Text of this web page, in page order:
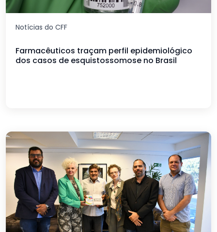
Notícias do CFF
Farmacêuticos traçam perfil epidemiológico
dos casos de esquistossomose no Brasil